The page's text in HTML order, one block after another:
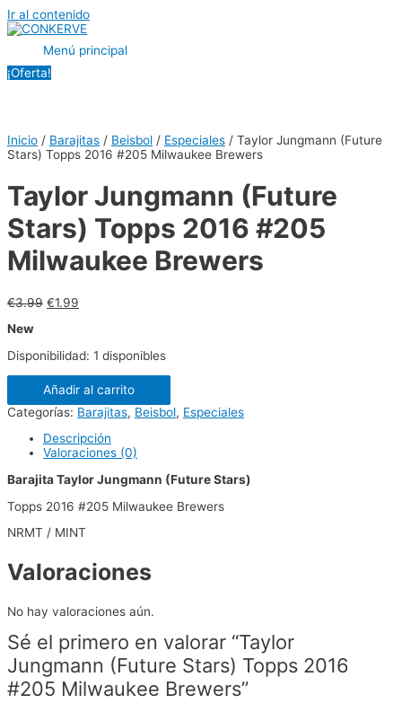
Ir al contenido
Menú principal
¡Oferta!
Inicio / Barajitas / Beisbol / Especiales / Taylor Jungmann (Future
Stars) Topps 2016 #205 Milwaukee Brewers
Taylor Jungmann (Future
Stars) Topps 2016 #205
Milwaukee Brewers
€3.99 €1.99
New
Disponibilidad: 1 disponibles
Añadir al carrito
Categorías: Barajitas, Beisbol, Especiales
Descripción
Valoraciones (0)
Barajita Taylor Jungmann (Future Stars)
Topps 2016 #205 Milwaukee Brewers
NRMT / MINT
Valoraciones
No hay valoraciones aún.
Sé el primero en valorar “Taylor
Jungmann (Future Stars) Topps 2016
#205 Milwaukee Brewers”